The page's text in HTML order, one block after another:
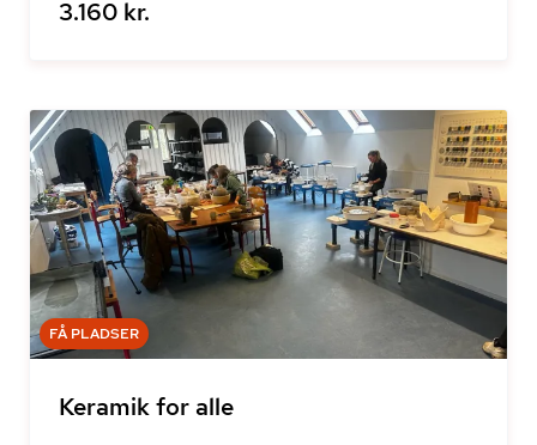
3.160 kr.
FÅ PLADSER
Keramik for alle